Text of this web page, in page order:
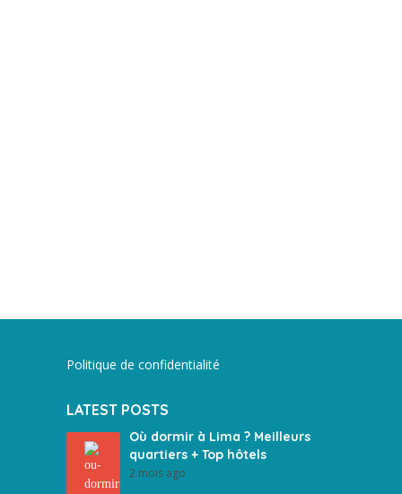
Politique de confidentialité
LATEST POSTS
Où dormir à Lima ? Meilleurs
quartiers + Top hôtels
2 mois ago